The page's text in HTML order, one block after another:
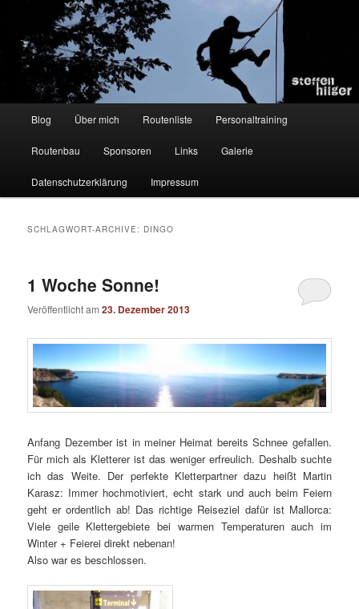
wechseln
sekundären
Inhalt
wechselnSteffen Hilger
Kletterer – Routenbauer – Trainer
Blog Über mich Routenliste Personaltraining
Routenbau Sponsoren Links Galerie
Datenschutzerklärung Impressum
SCHLAGWORT-ARCHIVE: DINGO
1 Woche Sonne!
Veröffentlicht am23. Dezember 2013
Anfang Dezember ist in meiner Heimat bereits Schnee gefallen.
Für mich als Kletterer ist das weniger erfreulich. Deshalb suchte
ich das Weite. Der perfekte Kletterpartner dazu heißt Martin
Karasz: Immer hochmotiviert, echt stark und auch beim Feiern
geht er ordentlich ab! Das richtige Reiseziel dafür ist Mallorca:
Viele geile Klettergebiete bei warmen Temperaturen auch im
Winter + Feierei direkt nebenan!
Also war es beschlossen.